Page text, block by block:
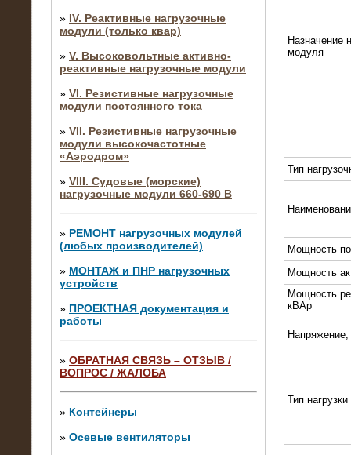
» IV. Реактивные нагрузочные
модули (только квар)
» V. Высоковольтные активно-
реактивные нагрузочные модули
» VI. Резистивные нагрузочные
модули постоянного тока
» VII. Резистивные нагрузочные
модули высокочастотные
«Аэродром»
» VIII. Судовые (морские)
нагрузочные модули 660-690 В
» РЕМОНТ нагрузочных модулей
(любых производителей)
» МОНТАЖ и ПНР нагрузочных
устройств
» ПРОЕКТНАЯ документация и
работы
» ОБРАТНАЯ СВЯЗЬ – ОТЗЫВ /
ВОПРОС / ЖАЛОБА
» Контейнеры
» Осевые вентиляторы
10.04.2015
Аренда нагрузочного модуля 4 МВт,
10 кВ
Назначение
модуля
Тип
Мощность
Мощность
Мощность
кВАр
Тип нагрузки